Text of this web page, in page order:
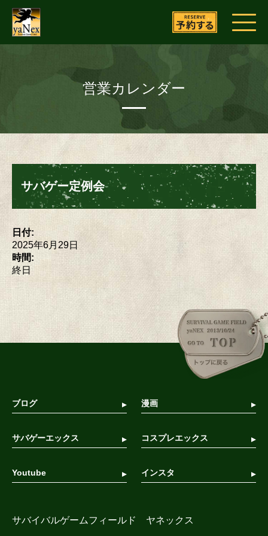
営業カレンダー
サバゲー定例会
日付:
2025年6月29日
時間:
終日
サバイバルゲームフィールド ヤネックス
ブログ 漫画
サバゲーエックス コスプレエックス
Youtube インスタ